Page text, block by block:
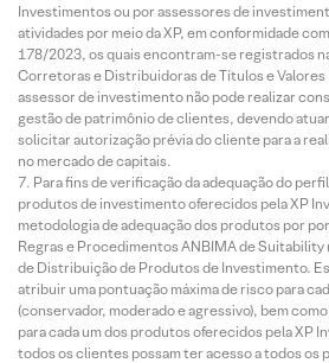
Investimentos ou por assessores de
atividades por meio da XP, em conformidade
178/2023, os quais encontram-se registrados
Corretoras e Distribuidoras de Títulos e Valores
assessor de investimento não pode realizar
gestão de patrimônio de clientes, devendo
solicitar autorização prévia do cliente para a
no mercado de capitais.
Para fins de verificação da adequação do
produtos de investimento oferecidos pela XP
metodologia de adequação dos produtos por
Regras e Procedimentos ANBIMA de Suitability
de Distribuição de Produtos de Investimento.
atribuir uma pontuação máxima de risco para
(conservador, moderado e agressivo), bem
para cada um dos produtos oferecidos pela XP
todos os clientes possam ter acesso a todos